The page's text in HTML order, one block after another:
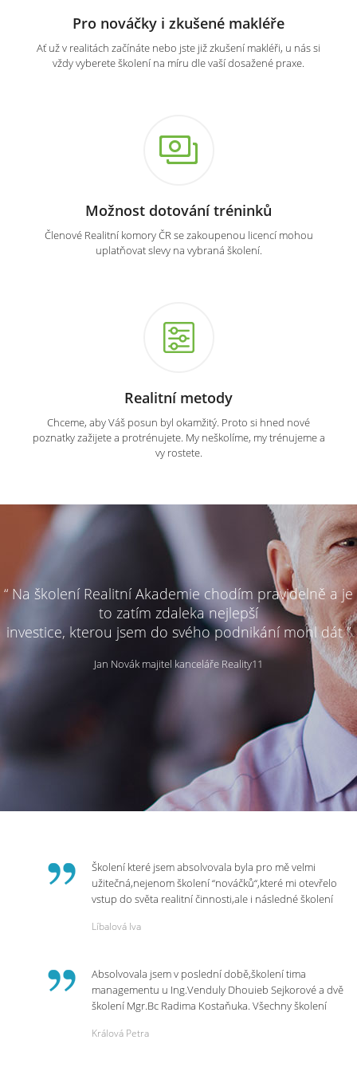
Pro nováčky i zkušené makléře
Ať už v realitách začínáte nebo jste již zkušení makléři, u nás si
vždy vyberete školení na míru dle vaší dosažené praxe.
Možnost dotování tréninků
Členové Realitní komory ČR se zakoupenou licencí mohou
uplatňovat slevy na vybraná školení.
Realitní metody
Chceme, aby Váš posun byl okamžitý. Proto si hned nové
poznatky zažijete a protrénujete. My neškolíme, my trénujeme a
vy rostete.
“ Na školení Realitní Akademie chodím pravidelně a je
to zatím zdaleka nejlepší
investice, kterou jsem do svého podnikání mohl dát ”
Jan Novák majitel kanceláře Reality11
Školení které jsem absolvovala byla pro mě velmi
užitečná,nejenom školení “nováčků“,které mi otevřelo
vstup do světa realitní činnosti,ale i následné školení
p.Vendulce která s nesmírnou lidskostí,přesto
potřebná školení,která Realitní Akademie umožňuje.
Líbalová Iva
Absolvovala jsem v poslední době,školení tima
managementu u Ing.Venduly Dhouieb Sejkorové a dvě
školení Mgr.Bc Radima Kostaňuka. Všechny školení
práci a na život.
Králová Petra